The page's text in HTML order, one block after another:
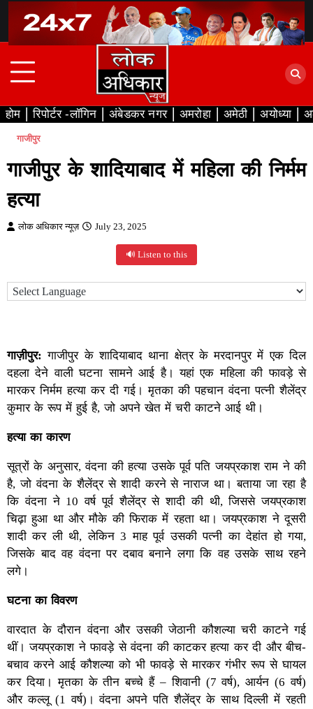
content
होम रिपोर्टर -लॉगिन अंबेडकर नगर अमरोहा अमेठी अयोध्या
गाजीपुर
गाजीपुर के शादियाबाद में महिला की निर्मम
हत्या
लोक अधिकार न्यूज़ July 23, 2025
🔊 Listen to this
गाज़ीपुर: गाजीपुर के शादियाबाद थाना क्षेत्र के मरदानपुर में एक दिल
दहला देने वाली घटना सामने आई है। यहां एक महिला की फावड़े से
मारकर निर्मम हत्या कर दी गई। मृतका की पहचान वंदना पत्नी शैलेंद्र
कुमार के रूप में हुई है, जो अपने खेत में चरी काटने आई थी।
हत्या का कारण
सूत्रों के अनुसार, वंदना की हत्या उसके पूर्व पति जयप्रकाश राम ने की
है, जो वंदना के शैलेंद्र से शादी करने से नाराज था। बताया जा रहा है
कि वंदना ने 10 वर्ष पूर्व शैलेंद्र से शादी की थी, जिससे जयप्रकाश
चिढ़ा हुआ था और मौके की फिराक में रहता था। जयप्रकाश ने दूसरी
शादी कर ली थी, लेकिन 3 माह पूर्व उसकी पत्नी का देहांत हो गया,
जिसके बाद वह वंदना पर दबाव बनाने लगा कि वह उसके साथ रहने
लगे।
घटना का विवरण
वारदात के दौरान वंदना और उसकी जेठानी कौशल्या चरी काटने गई
थीं। जयप्रकाश ने फावड़े से वंदना की काटकर हत्या कर दी और बीच-
बचाव करने आई कौशल्या को भी फावड़े से मारकर गंभीर रूप से घायल
कर दिया। मृतका के तीन बच्चे हैं – शिवानी (7 वर्ष), आर्यन (6 वर्ष)
और कल्लू (1 वर्ष)। वंदना अपने पति शैलेंद्र के साथ दिल्ली में रहती